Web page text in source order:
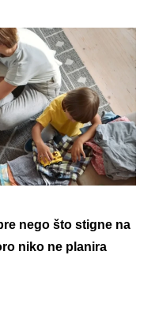
nego što stigne na
niko ne planira